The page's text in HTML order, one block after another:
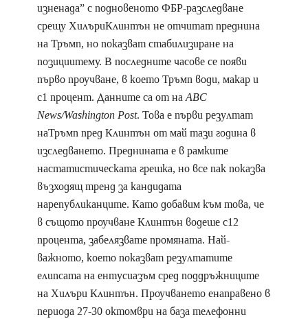
изненада” с подновеното ФБР-разследване
срещу ХилъриКлинтън не отчитат преднина
на Тръмп, но показват стабилизиране на
позициитему. В последните часове се появи
първо проучване, в което Тръмп води, макар и
с1 процент. Данните са от наABC
News/Washington Post. Това е първи резултат
наТръмп пред Клинтън от май тази година в
изследването. Преднината е в рамките
настатистическата грешка, но все пак показва
възходящ тренд за кандидата
нарепубликанците. Като добавим към това, че
в същото проучване Клинтън водеше с12
процента, забелязвате промяната. Най-
важното, което показват резултатите
елипсата на ентусиазъм сред поддръжниците
на Хилъри Клинтън. Проучването енаправено в
периода 27-30 октомври на база телефонни